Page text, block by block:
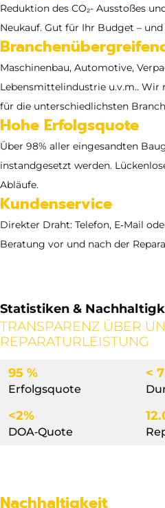
Reduktion des CO₂- Ausstoßes
Neukauf. Gut für Ihr Budget –
Maschinenbau, Automotive,
Lebensmittelindustrie u.v.m.. Wir
für die unterschiedlichsten
Hohe Erfolgsquote
Über 98% aller eingesandten
instandgesetzt werden.
Abläufe.
Kundenservice
Direkter Draht: Telefon, E‑Mail
Beratung vor und nach der
Statistiken &
TRANSPARENZ ÜBER
REPARATURLEISTUNG
95 %
Erfolgsquote
<
<2%
DOA‐Quote
Nachhaltigkeit